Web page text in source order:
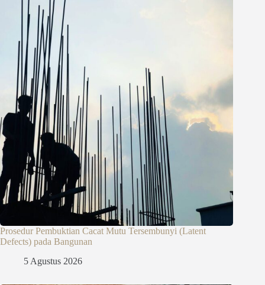
Prosedur Pembuktian Cacat Mutu Tersembunyi (Latent
Defects) pada Bangunan
5 Agustus 2026